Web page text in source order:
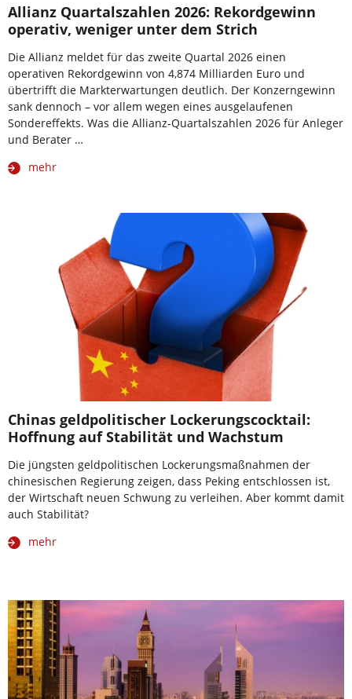
Allianz Quartalszahlen 2026: Rekordgewinn
operativ, weniger unter dem Strich
Die Allianz meldet für das zweite Quartal 2026 einen
operativen Rekordgewinn von 4,874 Milliarden Euro und
übertrifft die Markterwartungen deutlich. Der Konzerngewinn
sank dennoch – vor allem wegen eines ausgelaufenen
Sondereffekts. Was die Allianz-Quartalszahlen 2026 für Anleger
und Berater …
mehr
Chinas geldpolitischer Lockerungscocktail:
Hoffnung auf Stabilität und Wachstum
Die jüngsten geldpolitischen Lockerungsmaßnahmen der
chinesischen Regierung zeigen, dass Peking entschlossen ist,
der Wirtschaft neuen Schwung zu verleihen. Aber kommt damit
auch Stabilität?
mehr